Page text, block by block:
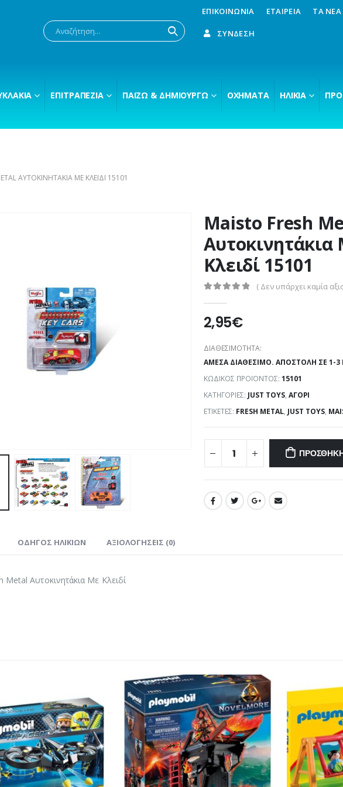
ΕΠΙΚΟΙΝΩΝΊΑ ΕΤΑΙΡΕΊΑ ΤΑ
ΣΎΝΔΕΣΗ
ΕΠΙΤΡΑΠΈΖΙΑ ΠΑΊΖΩ & ΔΗΜΙΟΥΡΓΏ ΟΧΉΜΑΤΑ ΗΛΙΚΊΑ
ΑΥΤΟΚΙΝΗΤΆΚΙΑ ΜΕ ΚΛΕΙΔΊ 15101
Maisto Fresh
Αυτοκινητάκια
Κλειδί 15101
( Δεν υπάρχει καμία
2,95€
ΔΙΑΘΕΣΙΜΌΤΗΤΑ:
ΆΜΕΣΑ ΔΙΑΘΈΣΙΜΟ. ΑΠΟΣΤΟΛΉ ΣΕ 1-3
ΚΩΔΙΚΌΣ ΠΡΟΪΌΝΤΟΣ: 15101
ΚΑΤΗΓΟΡΊΕΣ: JUST TOYS, ΑΓΌΡΙ
ΕΤΙΚΈΤΕΣ: FRESH METAL, JUST TOYS,
ΟΔΗΓΌΣ ΗΛΙΚΙΏΝ ΑΞΙΟΛΟΓΉΣΕΙΣ (0)
Metal Αυτοκινητάκια Με Κλειδί